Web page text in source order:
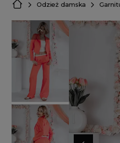
Odzież damska